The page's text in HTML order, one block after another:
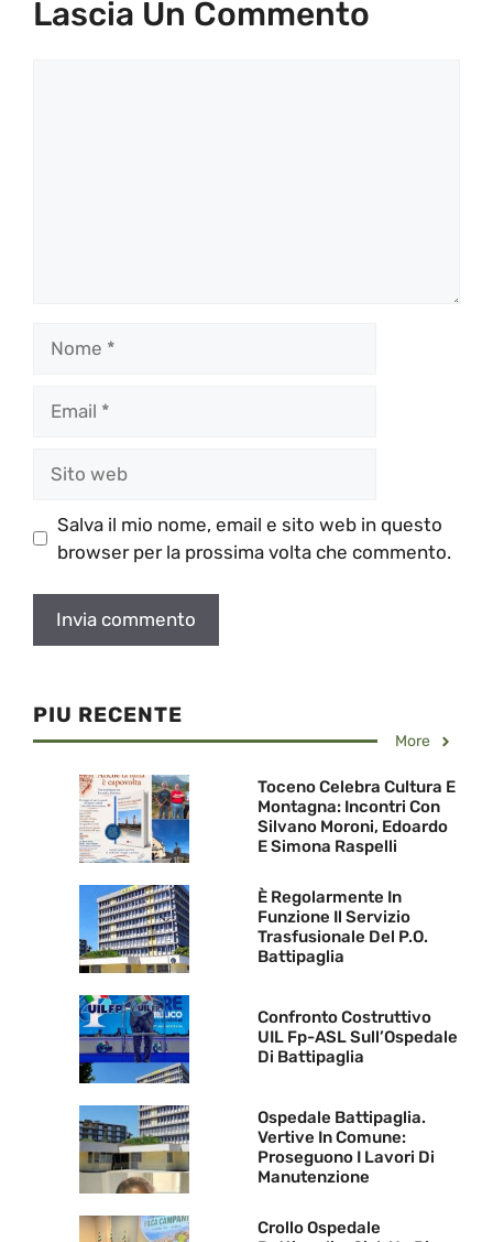
Lascia Un Commento
web
Salva il mio nome, email e sito web in questo
browser per la prossima volta che commento.
PIU RECENTE
More
Toceno Celebra Cultura E
Montagna: Incontri Con
Silvano Moroni, Edoardo
E Simona Raspelli
È Regolarmente In
Funzione Il Servizio
Trasfusionale Del P.O.
Battipaglia
Confronto Costruttivo
UIL Fp-ASL Sull’Ospedale
Di Battipaglia
Ospedale Battipaglia.
Vertive In Comune:
Proseguono I Lavori Di
Manutenzione
Crollo Ospedale